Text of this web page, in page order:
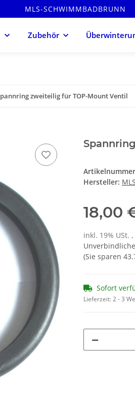
MLS-SCHWIMMBADBRUNN
Zubehör
zweiteilig für TOP-Mount Ventil
Hersteller:
18,00
inkl. 19% USt. ,
(Sie sparen
Sofort
Lieferzeit:2 - 3